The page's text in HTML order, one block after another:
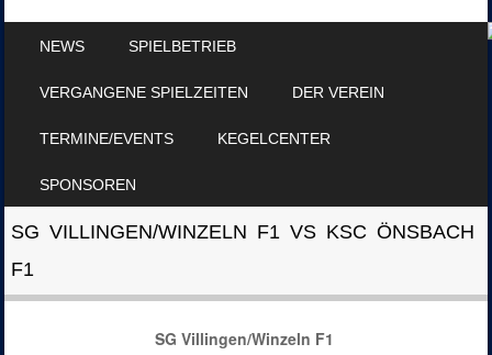
NEWS SPIELBETRIEB
VERGANGENE SPIELZEITEN DER VEREIN
TERMINE/EVENTS KEGELCENTER
SPONSOREN
SG VILLINGEN/WINZELN F1 VS KSC ÖNSBACH
F1
SG Villingen/Winzeln F1